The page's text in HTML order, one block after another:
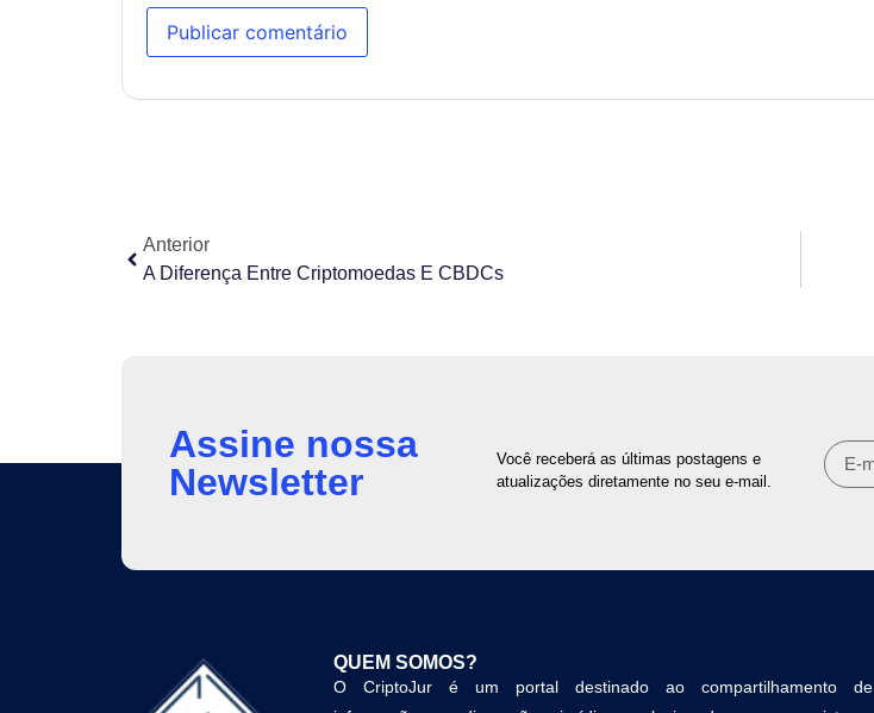
Anterior
A Diferença Entre Criptomoedas E CBDCs
Assine nossa
Newsletter
Você receberá as últimas postagens e
atualizações diretamente no seu e-mail.
QUEM SOMOS?
O CriptoJur é um portal destinado ao compartilhamento de